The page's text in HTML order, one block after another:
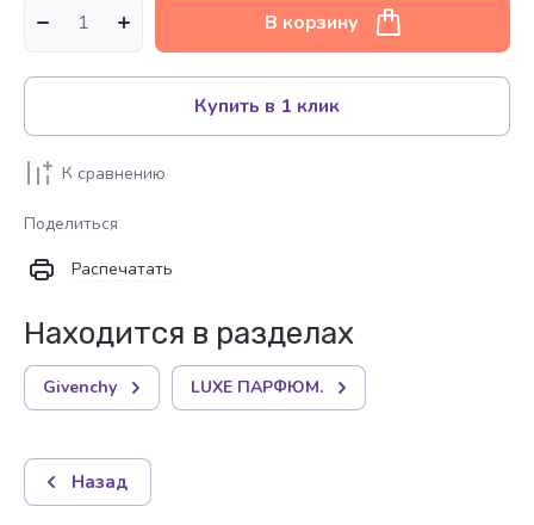
В корзину
Купить в 1 клик
К сравнению
Поделиться
Распечатать
Находится в разделах
Givenchy LUXE ПАРФЮМ.
Назад